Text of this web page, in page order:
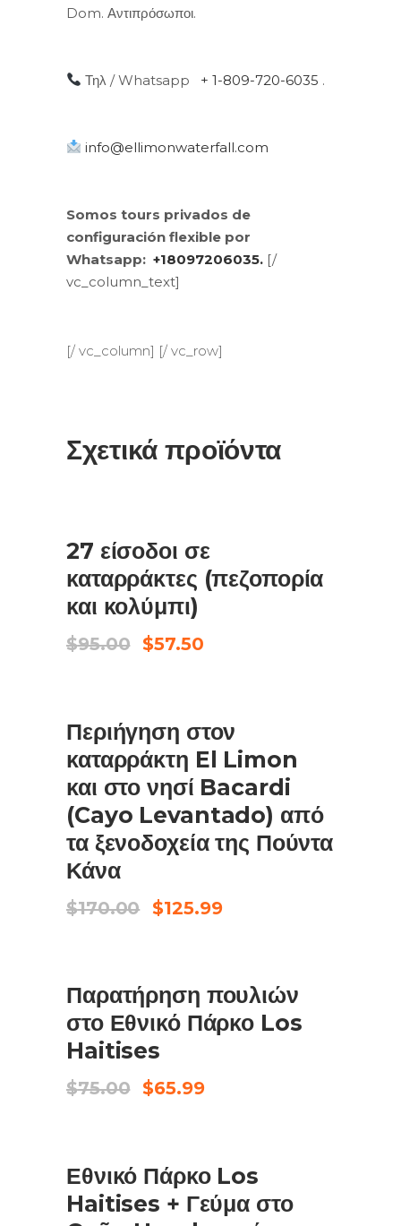
Dom. Αντιπρόσωποι.
Τηλ / Whatsapp + 1-809-720-6035 .
info@ellimonwaterfall.com
Somos tours privados de
configuración flexible por
Whatsapp: +18097206035. [/
vc_column_text]
[/ vc_column] [/ vc_row]
Σχετικά προϊόντα
27 είσοδοι σε
καταρράκτες (πεζοπορία
και κολύμπι)
$95.00
Original
$57.50Η
Περιήγηση στον
καταρράκτη El Limon
και στο νησί Bacardi
(Cayo Levantado) από
τα ξενοδοχεία της Πούντα
Κάνα
$170.00
Original
$125.99Η
Παρατήρηση πουλιών
στο Εθνικό Πάρκο Los
Haitises
$75.00
Original
$65.99Η
Εθνικό Πάρκο Los
Haitises + Γεύμα στο